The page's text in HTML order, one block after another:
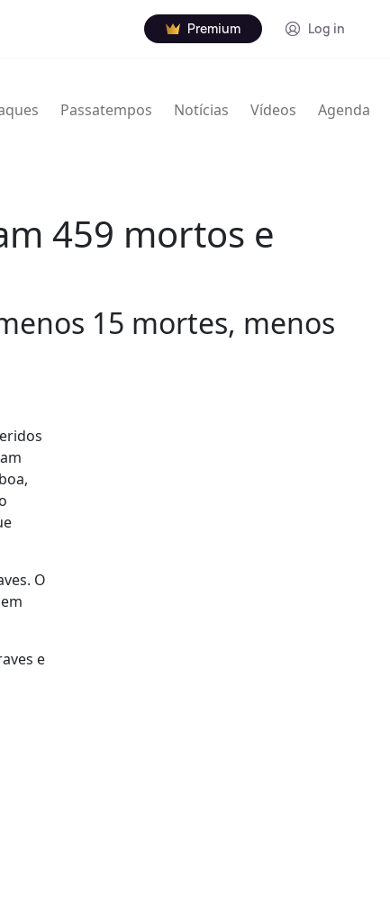
Premium Log in
Passatempos Notícias Vídeos Agenda
459 mortos e
15 mortes, menos
O
e